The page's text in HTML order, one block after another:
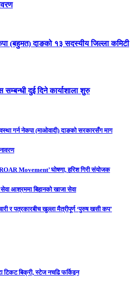
(बहुमत) दाङको १३ सदस्यीय जिल्ला कमिटी
दुई दिने कार्याशाला शुरु
गर्न नेकपा (माओवादी) दाङको सरकारसँग माग
Movement’ घोषणा, हरिश गिरी संयोजक
आश्रममा बिहानको खाजा सेवा
र पत्रकारबीच खुल्ला मैत्रीपूर्ण ‘पुरुष खसी कप’
टिकट बिक्री, स्टेज नचढि फर्किइन